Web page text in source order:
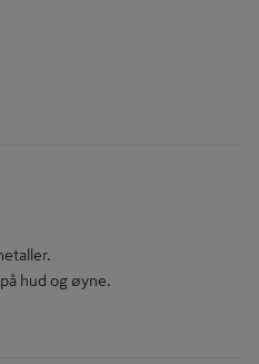
hud og øyne.